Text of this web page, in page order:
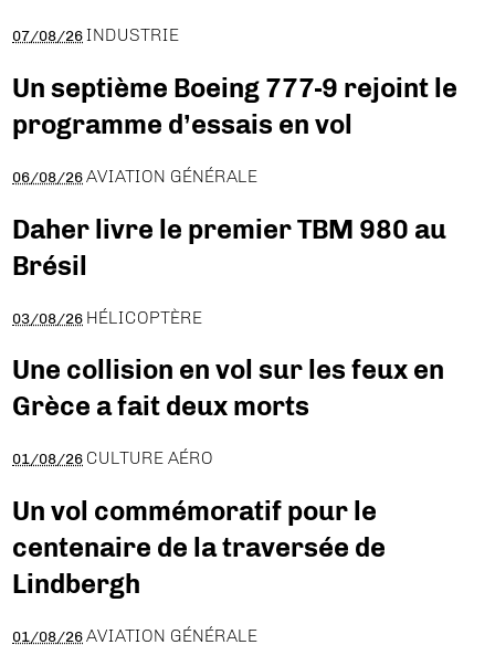
07/08/26 INDUSTRIE
Un septième Boeing 777-9 rejoint le
programme d’essais en vol
06/08/26 AVIATION GÉNÉRALE
Daher livre le premier TBM 980 au
Brésil
03/08/26 HÉLICOPTÈRE
Une collision en vol sur les feux en
Grèce a fait deux morts
01/08/26 CULTURE AÉRO
Un vol commémoratif pour le
centenaire de la traversée de
Lindbergh
01/08/26 AVIATION GÉNÉRALE